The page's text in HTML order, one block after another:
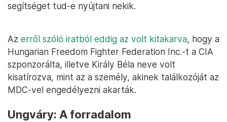
segítséget tud-e nyújtani nekik.
Az erről szóló iratból eddig az volt kitakarva, hogy a
Hungarian Freedom Fighter Federation Inc.-t a CIA
szponzorálta, illetve Király Béla neve volt
kisatírozva, mint az a személy, akinek találkozóját az
MDC-vel engedélyezni akarták.
Ungváry: A forradalom